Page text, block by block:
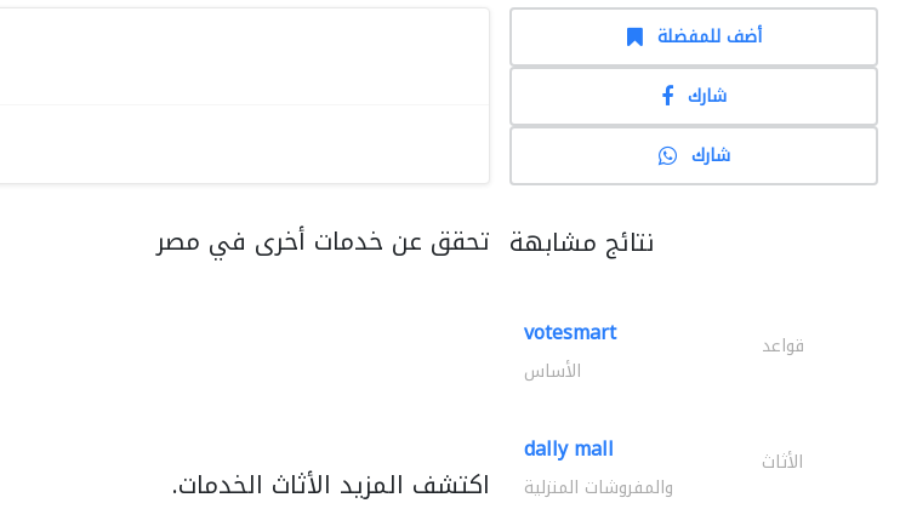
تحقق عن خدمات أخرى في مصر
اكتشف المزيد الأثاث الخدمات.
أضف للمفضلة
شارك
شارك
نتائج مشابهة
votesmart قواعد
الأساس
dally mall الأثاث
والمفروشات المنزلية